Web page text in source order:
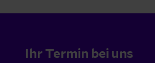
Ihr Termin bei uns